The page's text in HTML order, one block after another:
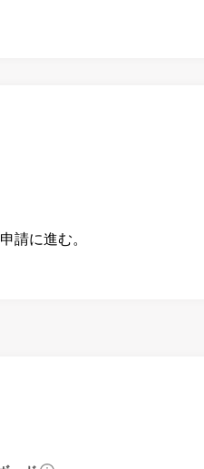
請に進む。